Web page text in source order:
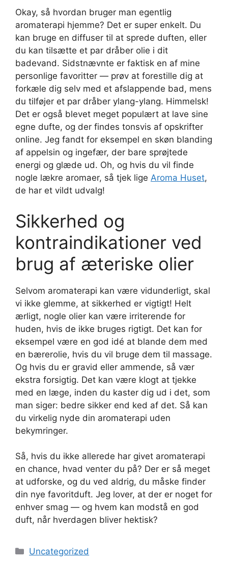
Okay, så hvordan bruger man egentlig
aromaterapi hjemme? Det er super enkelt. Du
kan bruge en diffuser til at sprede duften, eller
du kan tilsætte et par dråber olie i dit
badevand. Sidstnævnte er faktisk en af mine
personlige favoritter — prøv at forestille dig at
forkæle dig selv med et afslappende bad, mens
du tilføjer et par dråber ylang-ylang. Himmelsk!
Det er også blevet meget populært at lave sine
egne dufte, og der findes tonsvis af opskrifter
online. Jeg fandt for eksempel en skøn blanding
af appelsin og ingefær, der bare sprøjtede
energi og glæde ud. Oh, og hvis du vil finde
nogle lækre aromaer, så tjek lige Aroma Huset,
de har et vildt udvalg!
Sikkerhed og
kontraindikationer ved
brug af æteriske olier
Selvom aromaterapi kan være vidunderligt, skal
vi ikke glemme, at sikkerhed er vigtigt! Helt
ærligt, nogle olier kan være irriterende for
huden, hvis de ikke bruges rigtigt. Det kan for
eksempel være en god idé at blande dem med
en bærerolie, hvis du vil bruge dem til massage.
Og hvis du er gravid eller ammende, så vær
ekstra forsigtig. Det kan være klogt at tjekke
med en læge, inden du kaster dig ud i det, som
man siger: bedre sikker end ked af det. Så kan
du virkelig nyde din aromaterapi uden
bekymringer.
Så, hvis du ikke allerede har givet aromaterapi
en chance, hvad venter du på? Der er så meget
at udforske, og du ved aldrig, du måske finder
din nye favoritduft. Jeg lover, at der er noget for
enhver smag — og hvem kan modstå en god
duft, når hverdagen bliver hektisk?
Kategorier
Uncategorized